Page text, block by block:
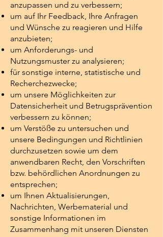
anzupassen und zu verbessern;
um auf Ihr Feedback, Ihre Anfragen
und Wünsche zu reagieren und Hilfe
anzubieten;
um Anforderungs- und
Nutzungsmuster zu analysieren;
für sonstige interne, statistische und
Recherchezwecke;
um unsere Möglichkeiten zur
Datensicherheit und Betrugsprävention
verbessern zu können;
um Verstöße zu untersuchen und
unsere Bedingungen und Richtlinien
durchzusetzen sowie um dem
anwendbaren Recht, den Vorschriften
bzw. behördlichen Anordnungen zu
entsprechen;
um Ihnen Aktualisierungen,
Nachrichten, Werbematerial und
sonstige Informationen im
Zusammenhang mit unseren Diensten